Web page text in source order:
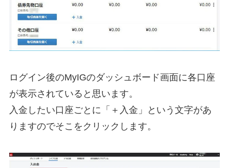
ログイン後のMyIGのダッシュボード画面に各口座
が表示されていると思います。
入金したい口座ごとに「＋入金」という文字があ
りますのでそこをクリックします。